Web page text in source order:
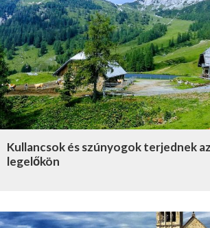
Kullancsok és szúnyogok terjednek
legelőkön